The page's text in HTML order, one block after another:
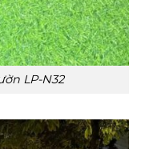
LP-N32